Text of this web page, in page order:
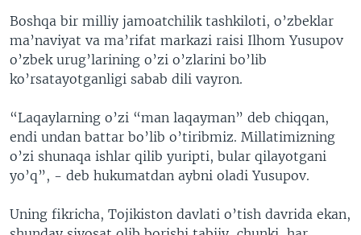
Boshqa bir milliy jamoatchilik tashkiloti, o’zbeklar
ma’naviyat va ma’rifat markazi raisi Ilhom Yusupov
o’zbek urug’larining o’zi o’zlarini bo’lib
ko’rsatayotganligi sabab dili vayron.
“Laqaylarning o’zi “man laqayman” deb chiqqan,
endi undan battar bo’lib o’tiribmiz. Millatimizning
o’zi shunaqa ishlar qilib yuripti, bular qilayotgani
yo’q”, - deb hukumatdan aybni oladi Yusupov.
Uning fikricha, Tojikiston davlati o’tish davrida ekan,